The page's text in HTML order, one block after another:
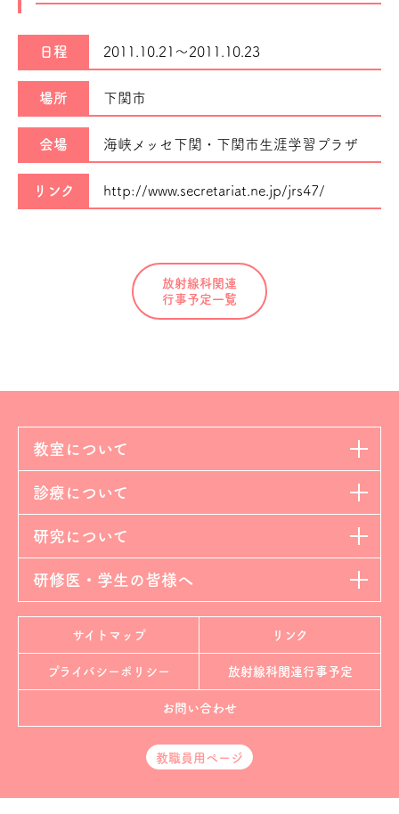
日程 2011.10.21～2011.10.23
場所 下関市
会場 海峡メッセ下関・下関市生涯学習プラザ
リンク http://www.secretariat.ne.jp/jrs47/
放射線科関連
行事予定一覧
教室について
診療について
研究について
研修医・学生の皆様へ
サイトマップ リンク
プライバシーポリシー 放射線科関連行事予定
お問い合わせ
教職員用ページ